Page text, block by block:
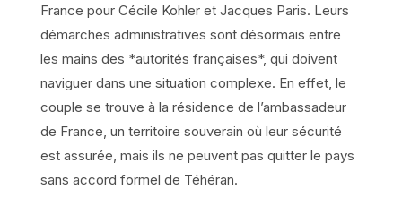
France pour Cécile Kohler et Jacques Paris. Leurs
démarches administratives sont désormais entre
les mains des *autorités françaises*, qui doivent
naviguer dans une situation complexe. En effet, le
couple se trouve à la résidence de l’ambassadeur
de France, un territoire souverain où leur sécurité
est assurée, mais ils ne peuvent pas quitter le pays
sans accord formel de Téhéran.